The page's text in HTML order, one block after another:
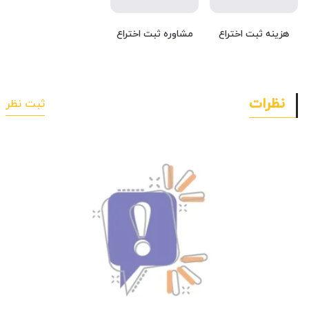
هزینه ثبت اختراع مشاوره ثبت اختراع
نظرات ثبت نظر